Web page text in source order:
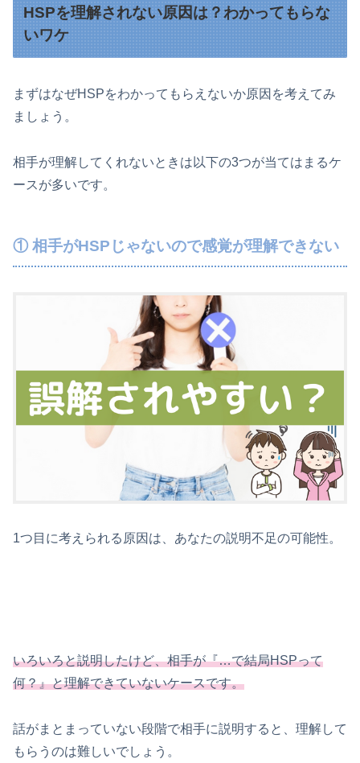
HSPを理解されない原因は？わかってもらな
いワケ
まずはなぜHSPをわかってもらえないか原因を考えてみ
ましょう。
相手が理解してくれないときは以下の3つが当てはまるケ
ースが多いです。
① 相手がHSPじゃないので感覚が理解できない
1つ目に考えられる原因は、あなたの説明不足の可能性。
いろいろと説明したけど、相手が『…で結局HSPって
何？』と理解できていないケースです。
話がまとまっていない段階で相手に説明すると、理解して
もらうのは難しいでしょう。